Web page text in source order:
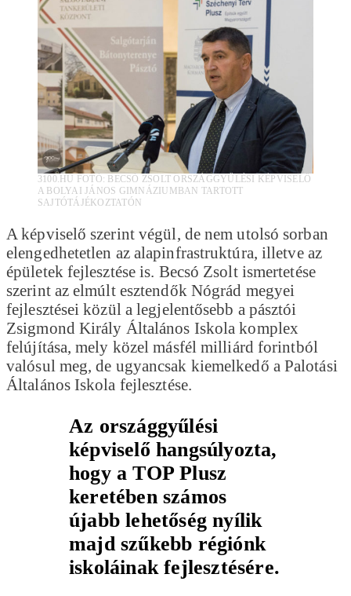
3100.HU FOTÓ: BECSÓ ZSOLT ORSZÁGGYŰLÉSI KÉPVISELŐ
A BOLYAI JÁNOS GIMNÁZIUMBAN TARTOTT
SAJTÓTÁJÉKOZTATÓN
A képviselő szerint végül, de nem utolsó sorban
elengedhetetlen az alapinfrastruktúra, illetve az
épületek fejlesztése is. Becsó Zsolt ismertetése
szerint az elmúlt esztendők Nógrád megyei
fejlesztései közül a legjelentősebb a pásztói
Zsigmond Király Általános Iskola komplex
felújítása, mely közel másfél milliárd forintból
valósul meg, de ugyancsak kiemelkedő a Palotási
Általános Iskola fejlesztése.
Az országgyűlési
képviselő hangsúlyozta,
hogy a TOP Plusz
keretében számos
újabb lehetőség nyílik
majd szűkebb régiónk
iskoláinak fejlesztésére.